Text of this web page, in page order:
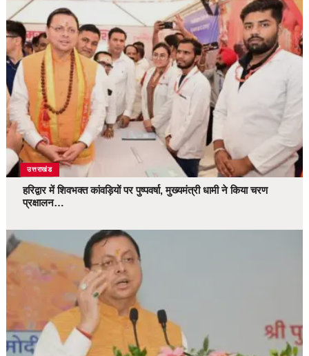
उत्तराखंड
हरिद्वार में शिवभक्त कांवड़ियों पर पुष्पवर्षा, मुख्यमंत्री धामी ने किया चरण
प्रक्षालन…